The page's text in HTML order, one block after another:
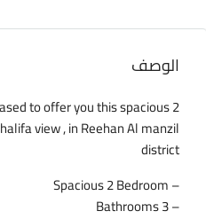
الوصف
to offer you this spacious 2
view , in Reehan Al manzil
district
– Spacious 2 Bedroom
– 3 Bathrooms